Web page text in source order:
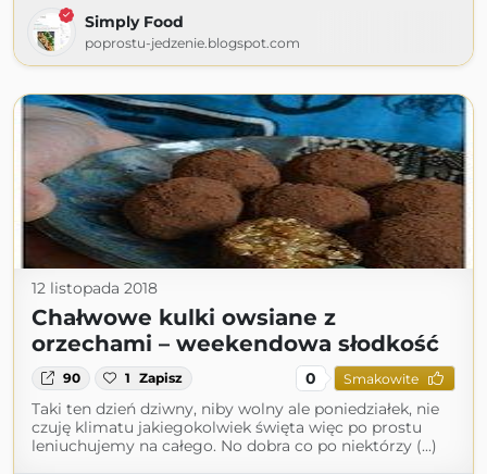
Simply Food
poprostu-jedzenie.blogspot.com
12 listopada 2018
Chałwowe kulki owsiane z
orzechami – weekendowa słodkość
90 1 Zapisz 0 Smakowite
Taki ten dzień dziwny, niby wolny ale poniedziałek, nie
czuję klimatu jakiegokolwiek święta więc po prostu
leniuchujemy na całego. No dobra co po niektórzy (...)